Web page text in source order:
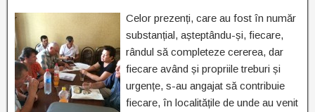
Celor prezenți, care au fost în număr
substanțial, așteptându-și, fiecare,
rândul să completeze cererea, dar
fiecare având și propriile treburi și
urgențe, s-au angajat să contribuie
fiecare, în localitățile de unde au venit